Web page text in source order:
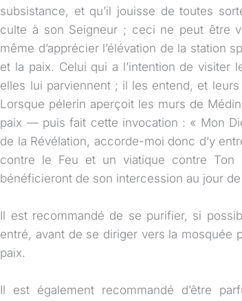
subsistance, et qu’il jouisse de toutes
culte à son Seigneur ; ceci ne peut être
même d’apprécier l’élévation de la station
et la paix. Celui qui a l’intention de visiter
elles lui parviennent ; il les entend, et
Lorsque pélerin aperçoit les murs de
paix — puis fait cette invocation : « Mon
de la Révélation, accorde-moi donc d’y
contre le Feu et un viatique contre
bénéficieront de son intercession au jour
Il est recommandé de se purifier, si
entré, avant de se diriger vers la
paix.
Il est également recommandé d’être